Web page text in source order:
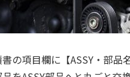
の項目欄に【ASSY・部品